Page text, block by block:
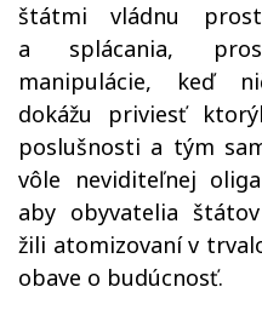
štátmi vládnu
a splácania,
manipulácie, keď
dokážu priviesť
poslušnosti a tým
vôle neviditeľnej
aby obyvatelia
žili atomizovaní v
obave o budúcnosť.